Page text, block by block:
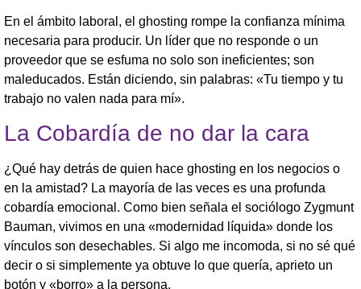
En el ámbito laboral, el ghosting rompe la confianza mínima
necesaria para producir. Un líder que no responde o un
proveedor que se esfuma no solo son ineficientes; son
maleducados. Están diciendo, sin palabras: «Tu tiempo y tu
trabajo no valen nada para mí».
La Cobardía de no dar la cara
¿Qué hay detrás de quien hace ghosting en los negocios o
en la amistad? La mayoría de las veces es una profunda
cobardía emocional. Como bien señala el sociólogo Zygmunt
Bauman, vivimos en una «modernidad líquida» donde los
vínculos son desechables. Si algo me incomoda, si no sé qué
decir o si simplemente ya obtuve lo que quería, aprieto un
botón y «borro» a la persona.